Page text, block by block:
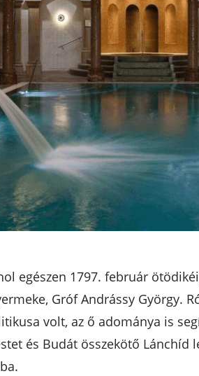
egészen 1797. február
Gróf Andrássy György.
volt, az ő adománya is
és Budát összekötő Lánchíd